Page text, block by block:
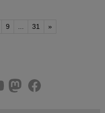
9 31 »